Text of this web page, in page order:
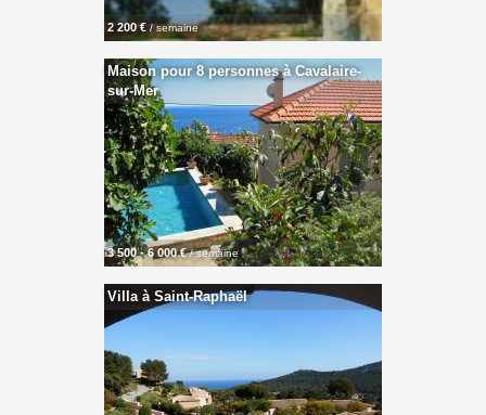
2 200 € / semaine
Maison pour 8 personnes à Cavalaire-
sur-Mer
3 500 - 6 000 €/ semaine
Villa à Saint-Raphaël